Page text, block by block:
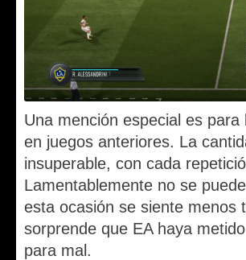
Una mención especial es
en juegos anteriores. La
insuperable, con cada
Lamentablemente no se
esta ocasión se siente menos
sorprende que EA haya
para mal.